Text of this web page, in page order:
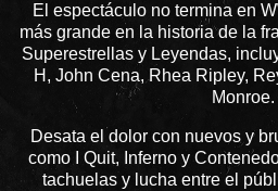
El espectáculo no termina en
más grande en la historia de la
Superestrellas y Leyendas,
H, John Cena, Rhea Ripley,
Monroe.
Desata el dolor con nuevos y
como I Quit, Inferno y
tachuelas y lucha entre el